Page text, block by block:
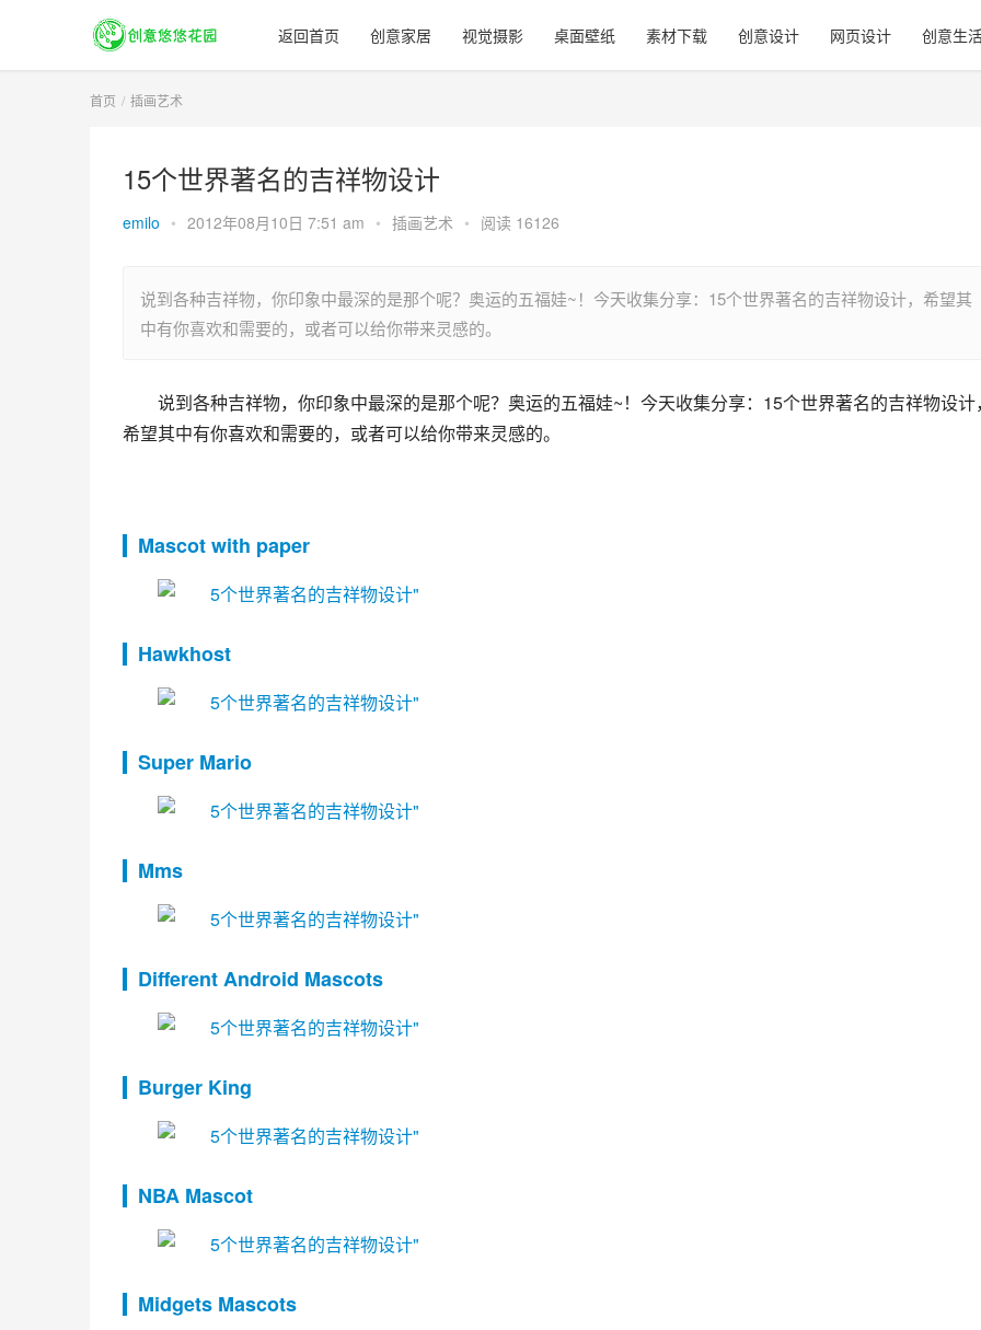
返回首页 创意家居 视觉摄影 桌面壁纸 素材下载 创意设计 网页设计 创意生
首页 插画艺术
15个世界著名的吉祥物设计
emilo • 2012年08月10日 7:51 am • 插画艺术 • 阅读 16126
说到各种吉祥物，你印象中最深的是那个呢？奥运的五福娃~！今天收集分享：15个世界著名的吉祥物设计，希望其
中有你喜欢和需要的，或者可以给你带来灵感的。
说到各种吉祥物，你印象中最深的是那个呢？奥运的五福娃~！今天收集分享：15个世界著名的吉祥物设计
希望其中有你喜欢和需要的，或者可以给你带来灵感的。
Mascot with paper
Hawkhost
Super Mario
Mms
Different Android Mascots
Burger King
NBA Mascot
Midgets Mascots